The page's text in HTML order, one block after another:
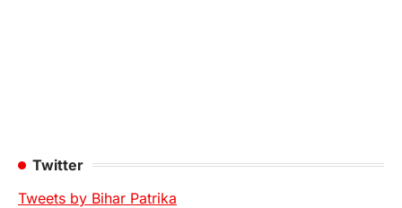
Twitter
Tweets by Bihar Patrika